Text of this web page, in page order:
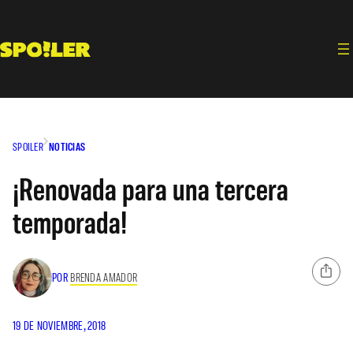
contenido
SPOILER NOTICIAS
¡Renovada para una tercera
temporada!
POR BRENDA AMADOR
19 DE NOVIEMBRE, 2018